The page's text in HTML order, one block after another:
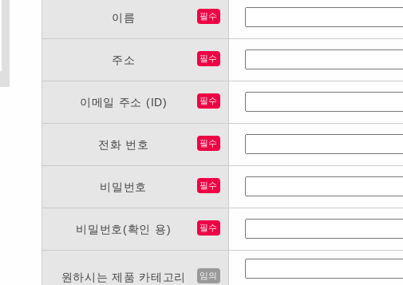
이름 필수
주소 필수
이메일 주소 (ID) 필수
전화 번호 필수
비밀번호 필수
비밀번호(확인 용) 필수
원하시는 제품 카테고리 임의